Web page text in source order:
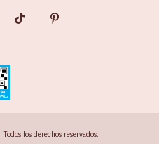
los derechos reservados.